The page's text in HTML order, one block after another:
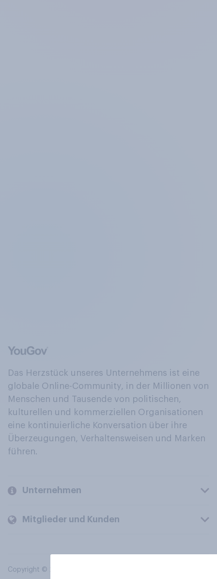
Das Herzstück unseres Unternehmens ist eine
globale Online-Community, in der Millionen von
Menschen und Tausende von politischen,
kulturellen und kommerziellen Organisationen
eine kontinuierliche Konversation über ihre
Überzeugungen, Verhaltensweisen und Marken
führen.
Unternehmen
Mitglieder und Kunden
Copyright © 2026 YouGov PLC. Alle Rechte vorbehalten.